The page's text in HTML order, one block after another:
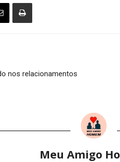
nos relacionamentos
Meu Amigo